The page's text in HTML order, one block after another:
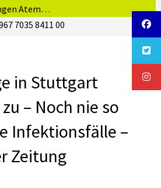
Atem…
7035 8411 00
in Stuttgart
– Noch nie so
Infektionsfälle –
Zeitung